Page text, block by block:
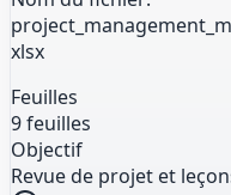
xlsx
Feuilles
9 feuilles
Objectif
Revue de projet et